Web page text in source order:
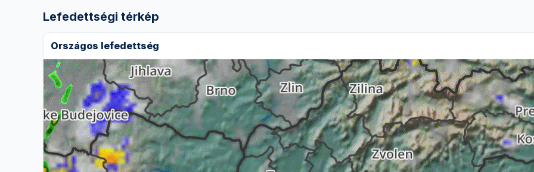
Lefedettségi térkép
Országos lefedettség